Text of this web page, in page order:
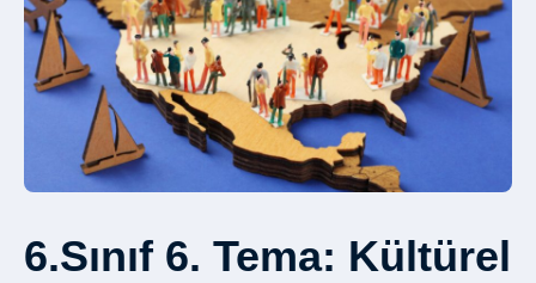
6.Sınıf 6. Tema: Kültürel